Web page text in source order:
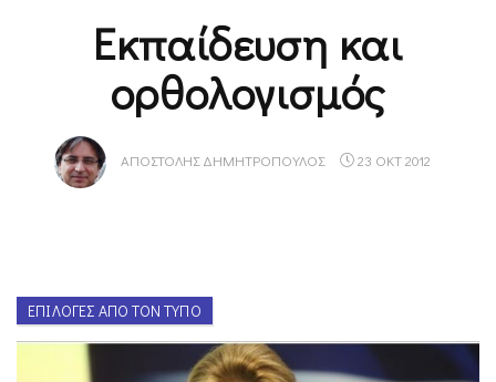
Εκπαίδευση και
ορθολογισμός
ΑΠΟΣΤΌΛΗΣ ΔΗΜΗΤΡΌΠΟΥΛΟΣ 23 ΟΚΤ 2012
ΕΠΙΛΟΓΈΣ ΑΠΌ ΤΟΝ ΤΎΠΟ